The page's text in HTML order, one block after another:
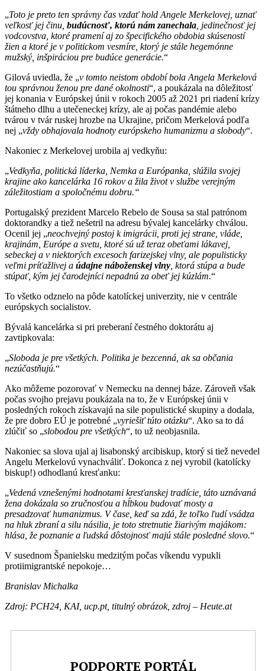
„Toto je preto ten správny čas vzdať hold Angele Merkelovej, uznať
veľkosť jej činu, budúcnosť, ktorú nám zanechala , jedinečnosť jej
vodcovstva, ktoré pramení aj zo špecifického obdobia skúseností
žien a ktoré je v politickom vesmíre, ktorý je stále hegemónne
mužský, inšpiráciou pre budúce generácie.“
Gilová uviedla, že „v tomto neistom období bola Angela Merkelová
tou správnou ženou pre dané okolnosti“, a poukázala na dôležitosť
jej konania v Európskej únii v rokoch 2005 až 2021 pri riadení krízy
štátneho dlhu a utečeneckej krízy, ale aj počas pandémie alebo
tvárou v tvár ruskej hrozbe na Ukrajine, pričom Merkelová podľa
nej „vždy obhajovala hodnoty európskeho humanizmu a slobody“.
Nakoniec z Merkelovej urobila aj vedkyňu:
„Vedkyňa, politická líderka, Nemka a Európanka, slúžila svojej
krajine ako kancelárka 16 rokov a žila život v službe verejným
záležitostiam a spoločnému dobru.“
Portugalský prezident Marcelo Rebelo de Sousa sa stal patrónom
doktorandky a tiež nešetril na adresu bývalej kancelárky chválou.
Ocenil jej „neochvejný postoj k imigrácii, proti jej strane, vláde,
krajinám, Európe a svetu, ktoré sú už teraz obeťami lákavej,
sebeckej a v niektorých excesoch farizejskej vlny, ale populisticky
veľmi príťažlivej a údajne náboženskejvlny , ktorá stúpa a bude
stúpať, kým jej čarodejníci nepadnú za obeť jej kúzlám.“
To všetko odznelo na pôde katolíckej univerzity, nie v centrále
európskych socialistov.
Bývalá kancelárka si pri preberaní čestného doktorátu aj
zavtipkovala:
„Sloboda je pre všetkých. Politika je bezcenná, ak sa občania
nezúčastňujú.“
Ako môžeme pozorovať v Nemecku na dennej báze. Zároveň však
počas svojho prejavu poukázala na to, že v Európskej únii v
posledných rokoch získavajú na sile populistické skupiny a dodala,
že pre dobro EÚ je potrebné „vyriešiť túto otázku“. Ako sa to dá
zlúčiť so „slobodou pre všetkých“, to už neobjasnila.
Nakoniec sa slova ujal aj lisabonský arcibiskup, ktorý si tiež nevedel
Angelu Merkelovú vynachváliť. Dokonca z nej vyrobil (katolícky
biskup!) odhodlanú kresťanku:
„Vedená vznešenými hodnotami kresťanskej tradície, táto uznávaná
žena dokázala so zručnosťou a hĺbkou budovať mosty a
presadzovať humanizmus. V čase, keď sa zdá, že toľko ľudí vsádza
na hluk zbraní a silu násilia, je toto stretnutie žiarivým majákom:
hlása, že poznanie a ľudská dôstojnosť majú stále posledné slovo.“
V susednom Španielsku medzitým počas víkendu vypukli
protiimigrantské nepokoje…
Branislav Michalka
Zdroj: PCH24, KAI, ucp.pt, titulný obrázok, zdroj – Heute.at
PODPORTE PORTÁL